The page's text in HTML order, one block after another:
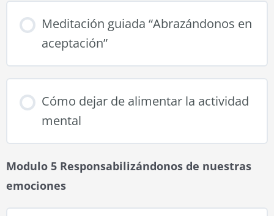
Meditación guiada “Abrazándonos en
aceptación”
Cómo dejar de alimentar la actividad
mental
Modulo 5 Responsabilizándonos de nuestras
emociones